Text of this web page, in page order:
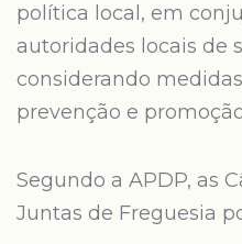
política local, em
autoridades locais de
considerando
prevenção e
Segundo a APDP, as
Juntas de Freguesia